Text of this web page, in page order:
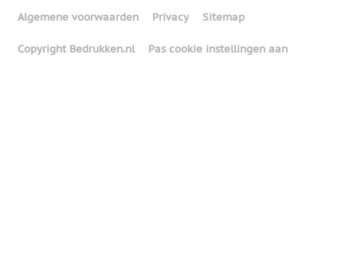
Algemene voorwaarden Privacy Sitemap
Copyright Bedrukken.nl Pas cookie instellingen aan